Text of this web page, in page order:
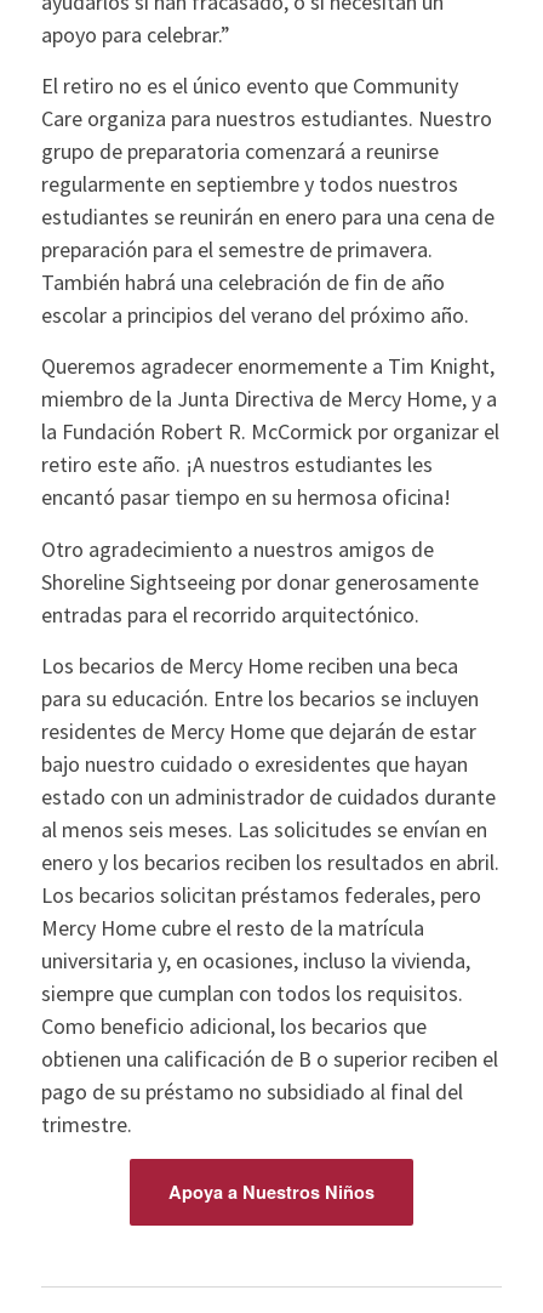
apoyo para celebrar.”
El retiro no es el único evento que Community
Care organiza para nuestros estudiantes. Nuestro
grupo de preparatoria comenzará a reunirse
regularmente en septiembre y todos nuestros
estudiantes se reunirán en enero para una cena de
preparación para el semestre de primavera.
También habrá una celebración de fin de año
escolar a principios del verano del próximo año.
Queremos agradecer enormemente a Tim Knight,
miembro de la Junta Directiva de Mercy Home, y a
la Fundación Robert R. McCormick por organizar el
retiro este año. ¡A nuestros estudiantes les
encantó pasar tiempo en su hermosa oficina!
Otro agradecimiento a nuestros amigos de
Shoreline Sightseeing por donar generosamente
entradas para el recorrido arquitectónico.
Los becarios de Mercy Home reciben una beca
para su educación. Entre los becarios se incluyen
residentes de Mercy Home que dejarán de estar
bajo nuestro cuidado o exresidentes que hayan
estado con un administrador de cuidados durante
al menos seis meses. Las solicitudes se envían en
enero y los becarios reciben los resultados en abril.
Los becarios solicitan préstamos federales, pero
Mercy Home cubre el resto de la matrícula
universitaria y, en ocasiones, incluso la vivienda,
siempre que cumplan con todos los requisitos.
Como beneficio adicional, los becarios que
obtienen una calificación de B o superior reciben el
pago de su préstamo no subsidiado al final del
trimestre.
Apoya a Nuestros Niños